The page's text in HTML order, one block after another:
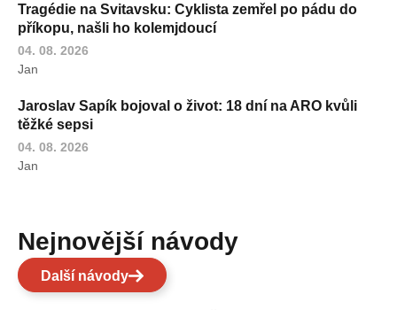
Tragédie na Svitavsku: Cyklista zemřel po pádu do
příkopu, našli ho kolemjdoucí
04. 08. 2026
Jan
Jaroslav Sapík bojoval o život: 18 dní na ARO kvůli
těžké sepsi
04. 08. 2026
Jan
Nejnovější návody
Další návody